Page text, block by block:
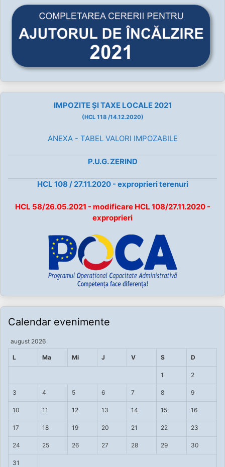
IMPOZITE ȘI TAXE LOCALE 2021
(HCL 118 /14.12.2020)
ANEXA - TABEL VALORI IMPOZABILE
P.U.G. ZERIND
HCL 108 / 27.11.2020 - exproprieri terenuri
HCL 58/26.05.2021 - modificare HCL 108/27.11.2020 -
exproprieri
Calendar evenimente
august 2026
L Ma Mi J V S D
1 2
3 4 5 6 7 8 9
10 11 12 13 14 15 16
17 18 19 20 21 22 23
24 25 26 27 28 29 30
31